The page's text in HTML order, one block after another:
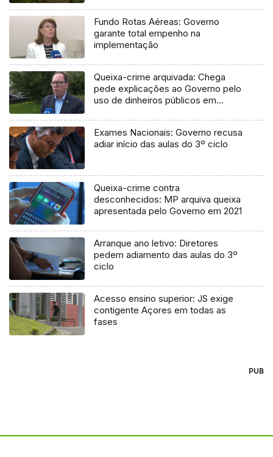
Fundo Rotas Aéreas: Governo
garante total empenho na
implementação
Queixa-crime arquivada: Chega
pede explicações ao Governo pelo
uso de dinheiros públicos em
Exames Nacionais: Governo recusa
adiar início das aulas do 3º ciclo
Queixa-crime contra
desconhecidos: MP arquiva queixa
apresentada pelo Governo em 2021
Arranque ano letivo: Diretores
pedem adiamento das aulas do 3º
ciclo
Acesso ensino superior: JS exige
contigente Açores em todas as
fases
PUB